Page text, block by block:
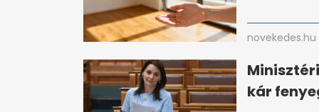
novekedes.hu
kár